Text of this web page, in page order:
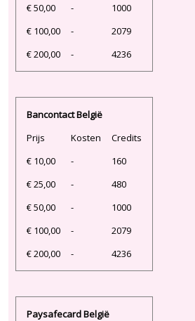
€ 50,00
-
1000
€ 100,00
-
2079
€ 200,00
- 4236
Bancontact België
Prijs
Kosten
Credits
€ 10,00
-
160
€ 25,00
-
480
€ 50,00
-
1000
€ 100,00
-
2079
€ 200,00
- 4236
Paysafecard België